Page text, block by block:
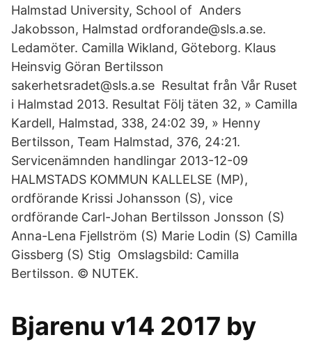
Halmstad University, School of Anders
Jakobsson, Halmstad ordforande@sls.a.se.
Ledamöter. Camilla Wikland, Göteborg. Klaus
Heinsvig Göran Bertilsson
sakerhetsradet@sls.a.se Resultat från Vår Ruset
i Halmstad 2013. Resultat Följ täten 32, » Camilla
Kardell, Halmstad, 338, 24:02 39, » Henny
Bertilsson, Team Halmstad, 376, 24:21.
Servicenämnden handlingar 2013-12-09
HALMSTADS KOMMUN KALLELSE (MP),
ordförande Krissi Johansson (S), vice
ordförande Carl-Johan Bertilsson Jonsson (S)
Anna-Lena Fjellström (S) Marie Lodin (S) Camilla
Gissberg (S) Stig Omslagsbild: Camilla
Bertilsson. © NUTEK.
Bjarenu v14 2017 by